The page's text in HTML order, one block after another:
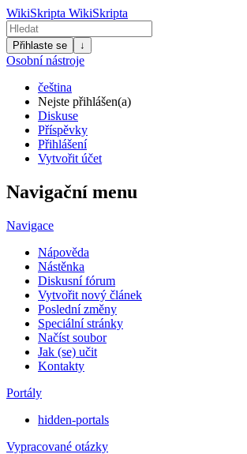
WikiSkripta WikiSkripta
Přihlaste se ↓
Osobní nástroje
čeština
Nejste přihlášen(a)
Diskuse
Příspěvky
Přihlášení
Vytvořit účet
Navigační menu
Navigace
Nápověda
Nástěnka
Diskusní fórum
Vytvořit nový článek
Poslední změny
Speciální stránky
Načíst soubor
Jak (se) učit
Kontakty
Portály
hidden-portals
Vypracované otázky